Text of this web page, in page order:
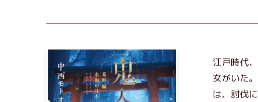
江戸時代
女がいた
は、討伐